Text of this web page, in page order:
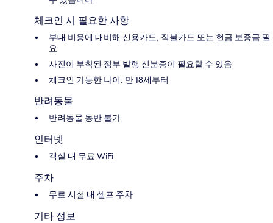
체크인 시 필요한 사항
부대 비용에 대비해 신용카드, 직불카드 또는 현금 보증금 필
요
사진이 부착된 정부 발행 신분증이 필요할 수 있음
체크인 가능한 나이: 만 18세부터
반려동물
반려동물 동반 불가
인터넷
객실 내 무료 WiFi
주차
무료 시설 내 셀프 주차
기타 정보